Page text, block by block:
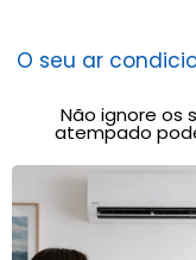
O seu ar
Não ignore os
atempado